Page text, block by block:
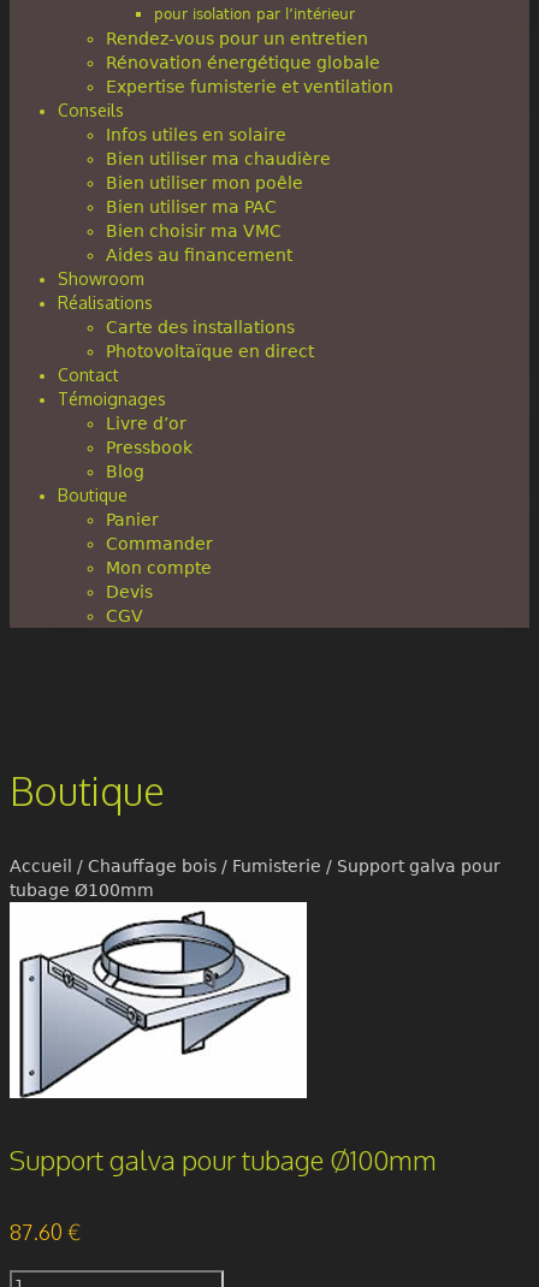
pour isolation par l’intérieur
Rendez-vous pour un entretien
Rénovation énergétique globale
Expertise fumisterie et ventilation
Conseils
Infos utiles en solaire
Bien utiliser ma chaudière
Bien utiliser mon poêle
Bien utiliser ma PAC
Bien choisir ma VMC
Aides au financement
Showroom
Réalisations
Carte des installations
Photovoltaïque en direct
Contact
Témoignages
Livre d’or
Pressbook
Blog
Boutique
Panier
Commander
Mon compte
Devis
CGV
Boutique
Accueil / Chauffage bois / Fumisterie / Support galva pour
tubage Ø100mm
Support galva pour tubage Ø100mm
87.60 €
quantité